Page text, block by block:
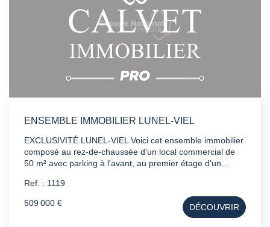
ENSEMBLE IMMOBILIER LUNEL-VIEL
EXCLUSIVITÉ LUNEL-VIEL Voici cet ensemble immobilier
composé au rez-de-chaussée d'un local commercial de
50 m² avec parking à l'avant, au premier étage d'un
de 190 m² sur deux niveaux avec un grand jardin intérieur
de plus de 300 m² (constructible) vous permettra
d'imaginer grand nombre de projet. Prix : 509 000 €
Ref. : 1119
509 000 € DÉCOUVRIR